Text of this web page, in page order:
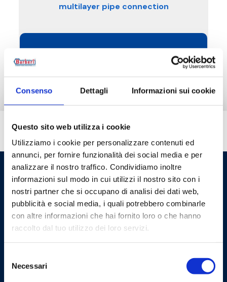
Consenso Dettagli Informazioni sui cookie
Questo sito web utilizza i cookie
Utilizziamo i cookie per personalizzare contenuti ed
annunci, per fornire funzionalità dei social media e per
analizzare il nostro traffico. Condividiamo inoltre
informazioni sul modo in cui utilizzi il nostro sito con i
nostri partner che si occupano di analisi dei dati web,
pubblicità e social media, i quali potrebbero combinarle
con altre informazioni che hai fornito loro o che hanno
raccolto dal tuo utilizzo dei loro servizi.
delNecessari
multilayer pipe connection
See the products in this category
Do you need help?